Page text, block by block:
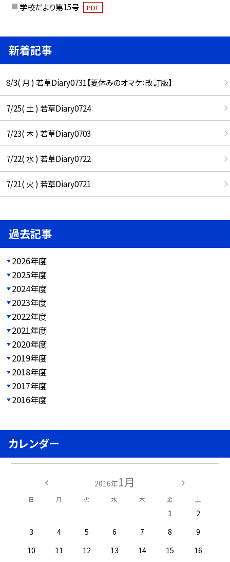
学校だより第15号 PDF
新着記事
8/3( 月 ) 若草Diary0731【夏休みのオマケ：改訂版】
7/25( 土 ) 若草Diary0724
7/23( 木 ) 若草Diary0703
7/22( 水 ) 若草Diary0722
7/21( 火 ) 若草Diary0721
過去記事
2026年度
2025年度
2024年度
2023年度
2022年度
2021年度
2020年度
2019年度
2018年度
2017年度
2016年度
カレンダー
2016年1月
日 月 火 水 木 金 土
1
2
3
4 5 6 7 8
9
10
11 12 13 14 15
16